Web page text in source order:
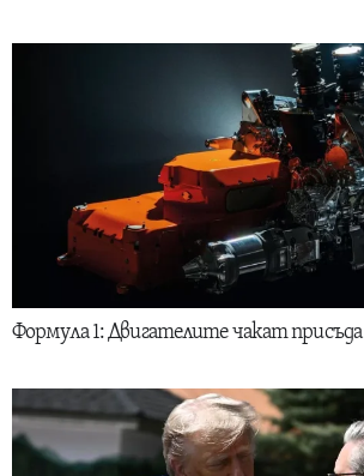
Формула 1: Двигателите чакат присъда